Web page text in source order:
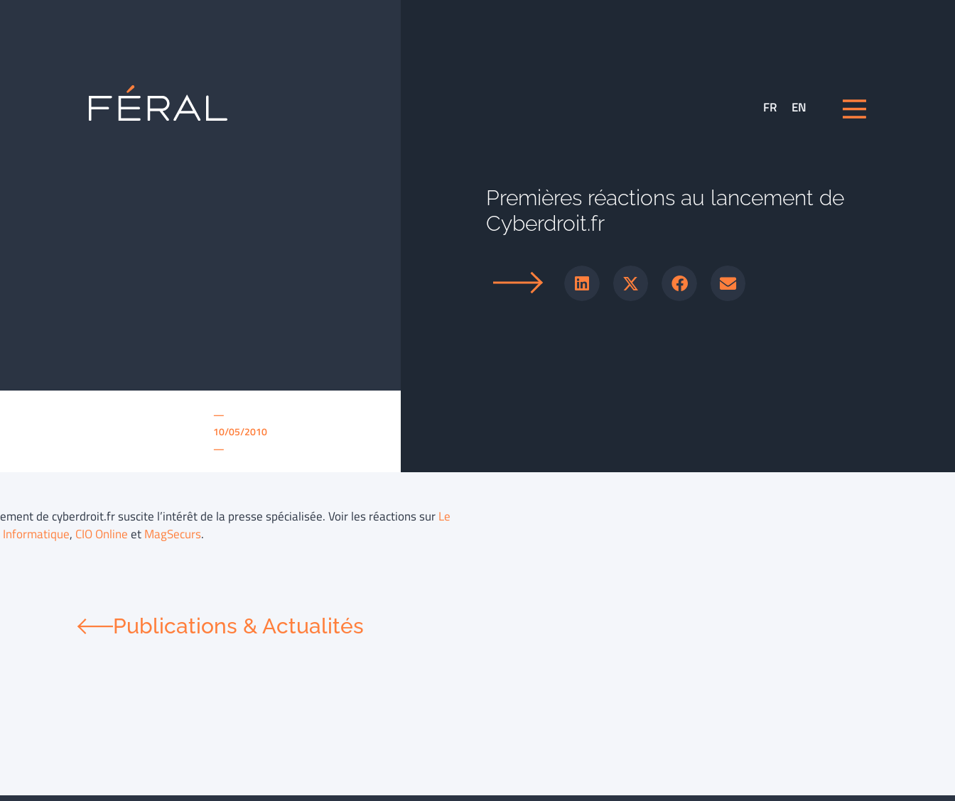
FR EN
—
10/05/2010
—
Premières réactions au lancement de
Cyberdroit.fr
de cyberdroit.fr suscite l’intérêt de la presse spécialisée. Voir les réactions surLe
, CIO OnlineetMagSecurs.
Publications & Actualités